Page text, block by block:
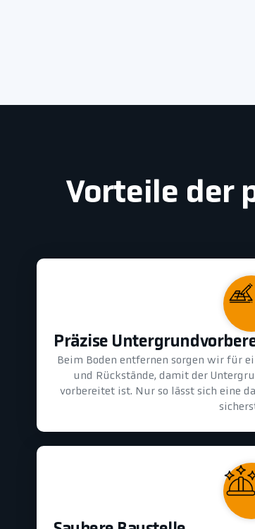
Vorteile der
Präzise
Beim Boden entfernen sorgen wir für
und Rückstände, damit der
vorbereitet ist. Nur so lässt sich eine